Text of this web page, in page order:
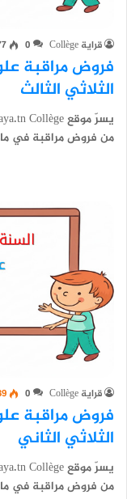
قراية Collège 0
فروض مراقبة
الثلاثي الثالث
من فروض مراقبة في
قراية Collège 0
فروض مراقبة
الثلاثي الثاني
من فروض مراقبة في